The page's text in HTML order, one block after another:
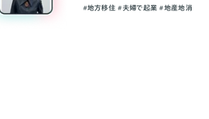
#地方移住 #夫婦で起業 #地産地消